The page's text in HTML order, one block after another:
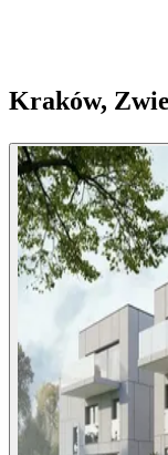
Kraków,